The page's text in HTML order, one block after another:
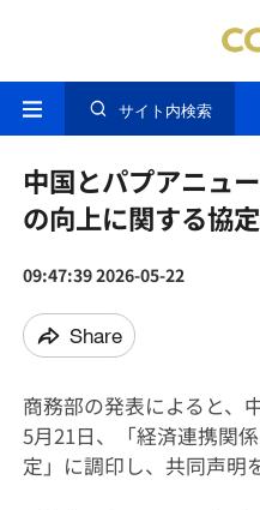
サイト内検索
中国とパプアニュ
の向上に関する協
09:47:39 2026-05-22
Share
商務部の発表によると、
5月21日、「経済連携関
定」に調印し、共同声明